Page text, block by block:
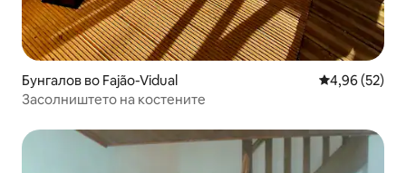
Бунгалов во Fajão-Vidual Просечна
4,96 (52)
Засолништето на костените